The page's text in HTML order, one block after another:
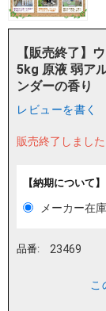
【販売終了】
5kg 原液 弱ア
ンダーの香り
レビューを書く
販売終了しました
【納期について
メーカー在
品番: 23469
こ